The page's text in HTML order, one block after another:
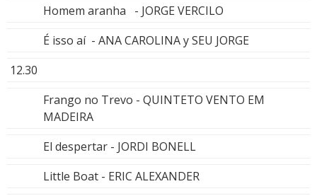
Homem aranha - JORGE VERCILO
É isso aí - ANA CAROLINA y SEU JORGE
12.30
Frango no Trevo - QUINTETO VENTO EM
MADEIRA
El despertar - JORDI BONELL
Little Boat - ERIC ALEXANDER